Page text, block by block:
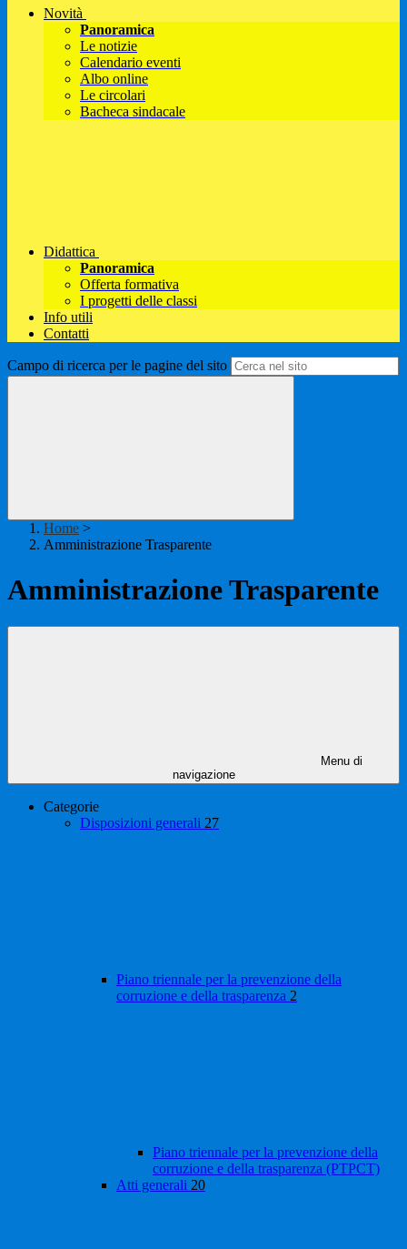
Novità
Panoramica
Le notizie
Calendario eventi
Albo online
Le circolari
Bacheca sindacale
Didattica
Panoramica
Offerta formativa
I progetti delle classi
Info utili
Contatti
Campo di ricerca per le pagine del sito
Home >
Amministrazione Trasparente
Amministrazione Trasparente
Menu di
navigazione
Categorie
Disposizioni generali 27
Piano triennale per la prevenzione della
corruzione e della trasparenza 2
Piano triennale per la prevenzione della
corruzione e della trasparenza (PTPCT)
Atti generali 20